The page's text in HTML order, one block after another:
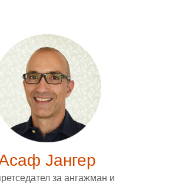
Јангер
за ангажман и